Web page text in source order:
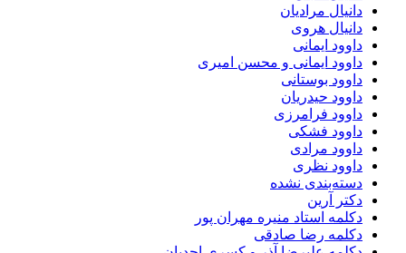
دانیال مرادیان
دانیال هروی
داوود ایمانی
داوود ایمانی و محسن امیری
داوود بوستانی
داوود حیدریان
داوود فرامرزی
داوود فشکی
داوود مرادی
داوود نظری
دسته‌بندی نشده
دکتر آرین
دکلمه استاد منیره مهران پور
دکلمه رضا صادقی